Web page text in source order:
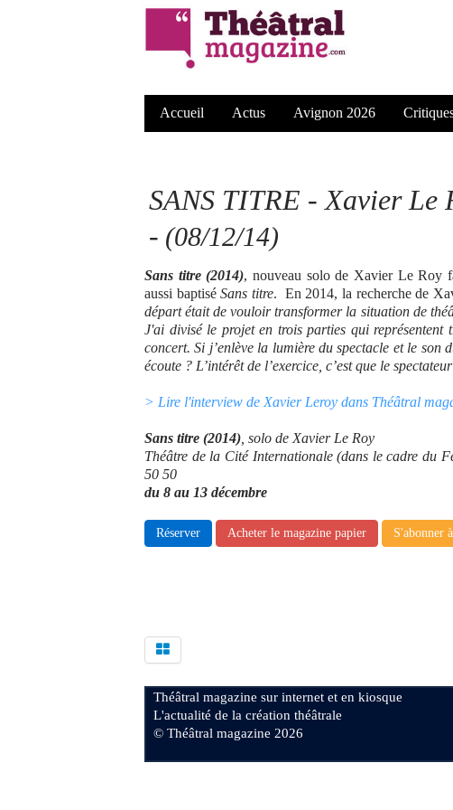
Accueil Actus Avignon 2026
SANS TITRE - Xavier Le
- (08/12/14)
Sans titre (2014), nouveau solo de Xavier Le Roy
aussi baptiséSans titre. En 2014, la recherche de
départ était de vouloir transformer la situation de
J'ai divisé le projet en trois parties qui représentent
concert. Si j’enlève la lumière du spectacle et le son
écoute ? L’intérêt de l’exercice, c’est que le
> Lire l'interview de Xavier Leroy dans Théâtral
Sans titre (2014) , solo de Xavier Le Roy
Théâtre de la Cité Internationale (dans le cadre du
50 50
du 8 au 13 décembre
Réserver Acheter le magazine papier S'abonner
Théâtral magazine sur internet et en kiosque
L'actualité de la création théâtrale
© Théâtral magazine 2026